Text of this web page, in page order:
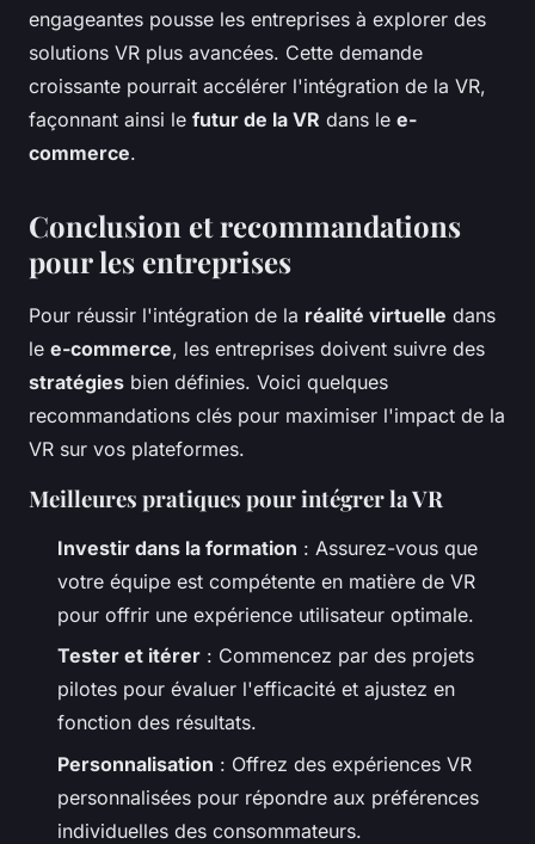
engageantes pousse les entreprises à explorer des
solutions VR plus avancées. Cette demande
croissante pourrait accélérer l'intégration de la VR,
façonnant ainsi le futur de la VR dans le e-
commerce.
Conclusion et recommandations
pour les entreprises
Pour réussir l'intégration de la réalité virtuelle dans
le e-commerce, les entreprises doivent suivre des
stratégies bien définies. Voici quelques
recommandations clés pour maximiser l'impact de la
VR sur vos plateformes.
Meilleures pratiques pour intégrer la VR
Investir dans la formation : Assurez-vous que
votre équipe est compétente en matière de VR
pour offrir une expérience utilisateur optimale.
Tester et itérer : Commencez par des projets
pilotes pour évaluer l'efficacité et ajustez en
fonction des résultats.
Personnalisation : Offrez des expériences VR
personnalisées pour répondre aux préférences
individuelles des consommateurs.